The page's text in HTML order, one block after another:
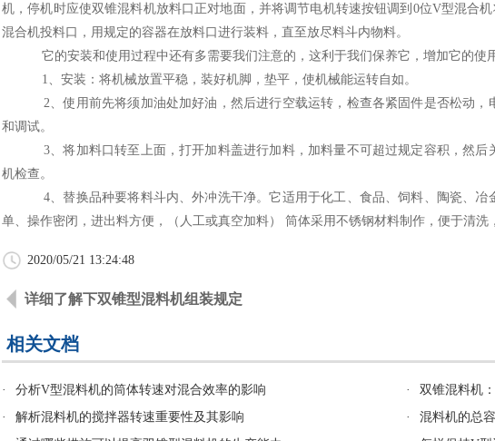
机，停机时应使双锥混料机放料口正对地面，并将调节电机转速按钮调到0位V型混合
混合机投料口，用规定的容器在放料口进行装料，直至放尽料斗内物料。
它的安装和使用过程中还有多需要我们注意的，这利于我们保养它，增加它的使用
1、安装：将机械放置平稳，装好机脚，垫平，使机械能运转自如。
2、使用前先将须加油处加好油，然后进行空载运转，检查各紧固件是否松动，
和调试。
3、将加料口转至上面，打开加料盖进行加料，加料量不可超过规定容积，然后
机检查。
4、替换品种要将料斗内、外冲洗干净。它适用于化工、食品、饲料、陶瓷、冶
单、操作密闭，进出料方便，（人工或真空加料） 筒体采用不锈钢材料制作，便于清洗
2020/05/21 13:24:48
详细了解下双锥型混料机组装规定
相关文档
· 分析V型混料机的筒体转速对混合效率的影响 ·
双锥混料机
·
解析混料机的搅拌器转速重要性及其影响 ·
混料机的总